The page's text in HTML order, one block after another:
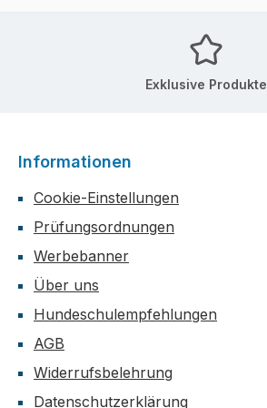
Exklusive Produkte
Informationen
Cookie-Einstellungen
Prüfungsordnungen
Werbebanner
Über uns
Hundeschulempfehlungen
AGB
Widerrufsbelehrung
Datenschutzerklärung